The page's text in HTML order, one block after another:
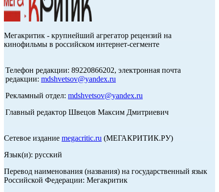
Мегакритик - крупнейший агрегатор рецензий на
кинофильмы в российском интернет-сегменте
Телефон редакции: 89220866202, электронная почта
редакции: mdshvetsov@yandex.ru
Рекламный отдел: mdshvetsov@yandex.ru
Главный редактор Швецов Максим Дмитриевич
Сетевое издание megacritic.ru (МЕГАКРИТИК.РУ)
Язык(и): русский
Перевод наименования (названия) на государственный язык
Российской Федерации: Мегакритик